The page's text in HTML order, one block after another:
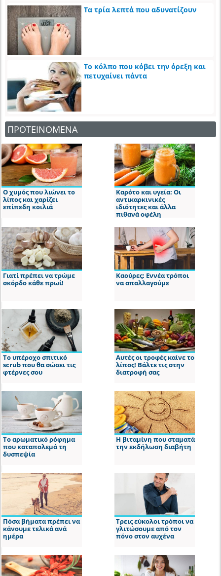
Τα τρία λεπτά που αδυνατίζουν
Το κόλπο που κόβει την όρεξη και
πετυχαίνει πάντα
ΠΡΟΤΕΙΝΟΜΕΝΑ
Ο χυμός που λιώνει το
λίπος και χαρίζει
επίπεδη κοιλιά
Καρότο και υγεία: Οι
αντικαρκινικές
ιδιότητες και άλλα
πιθανά οφέλη
Γιατί πρέπει να τρώμε
σκόρδο κάθε πρωί!
Καούρες: Εννέα τρόποι
να απαλλαγούμε
Το υπέροχο σπιτικό
scrub που θα σώσει τις
φτέρνες σου
Αυτές οι τροφές καίνε το
λίπος! Βάλτε τις στην
διατροφή σας
Το αρωματικό ρόφημα
που καταπολεμά τη
δυσπεψία
Η βιταμίνη που σταματά
την εκδήλωση διαβήτη
Πόσα βήματα πρέπει να
κάνουμε τελικά ανά
ημέρα
Τρεις εύκολοι τρόποι να
γλιτώσουμε από τον
πόνο στον αυχένα